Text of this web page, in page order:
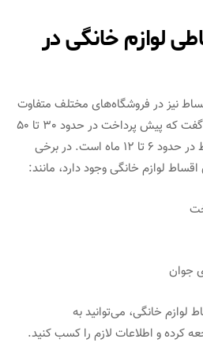
لوازم خانگی در
نیز در فروشگاه‌های مختلف متفاوت
است، اما به طور کلی می‌توان گفت که پیش پرداخت در حدود 30 تا 50
درصد قیمت کالا و تعداد اقساط در حدود 6 تا 12 ماه است. در برخی
لوازم خانگی وجود دارد، مانند:
جوان
لوازم خانگی، می‌توانید به
کرده و اطلاعات لازم را کسب کنید.